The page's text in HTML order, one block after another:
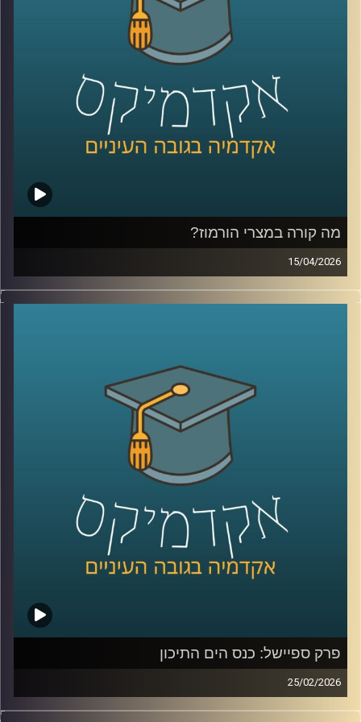
ישראל, שלרבים הייתה פעם אופציה רחוקה, מורכבת, לפעמים
אפילו לא על הרדאר האקדמי, הופכת ליעד אמיתי.
לא רק מסיבות אידיאולוגיות, אלא גם כהחלטה פרקטית: איפה
ללמוד, איפה לחיות, ואיפה להרגיש בבית.
אז האם אנחנו רואים כאן תגובה רגעית למציאות מתוחה או
שינוי עמוק בזהות של דור שלם?
היום נדבר עם יונתן דייויס, סגן נשיא לקשרי חוץ וראש בית
הספר הבינלאומי ע״ש רפאל רקנאטי באוניברסיטת רייכמן,
מהשירות כחייל בודד בצנחנים, דרך שליחויות ברחבי העולם,
בברית המועצות לשעבר, בקייפטאון, בוסטון ורומא ועד
לעבודה יומיומית עם אלפי סטודנטים בינלאומיים, הוא רואה
מקרוב איך העולם משתנה, ואיך צעירים יהודים מקבלים
החלטות שמעצבות את העתיד שלהם.
אז מה באמת קורה היום בקמפוסים?
AudioVersity
מה קורה במצרי הורמוז?
15/04/2026
בשבועות האחרונים אנחנו שומעים אמירות דרמטיות סביב
מצרי הורמוז, דיבורים על מצור, איומים מצד איראן, ואפילו
אבל מה שמעניין הוא שלא צריך מלחמה בפועל כדי להזיז את
העולם, מספיק חשש.
איך מעבר ימי יחסית קטן מצליח להשפיע על מחירי האנרגיה,
על שרשראות אספקה, ובסוף גם על יוקר המחיה של כולנו?
ולמה גם מדינות שלא תלויות בו ישירות, עדיין מושפעות מכל
מה שקורה שם?
כדי להבין את כל זאת ועוד, נמצא איתנו היום אברי שכטר, מנהל
מכון ינאי לביטחון אנרגטי באוניברסיטת רייכמן
פרק ספיישל: כנס הים התיכון
25/02/2026
הקלטה מתוך השטח, מהכנס השמיני בנושא הים התיכון: